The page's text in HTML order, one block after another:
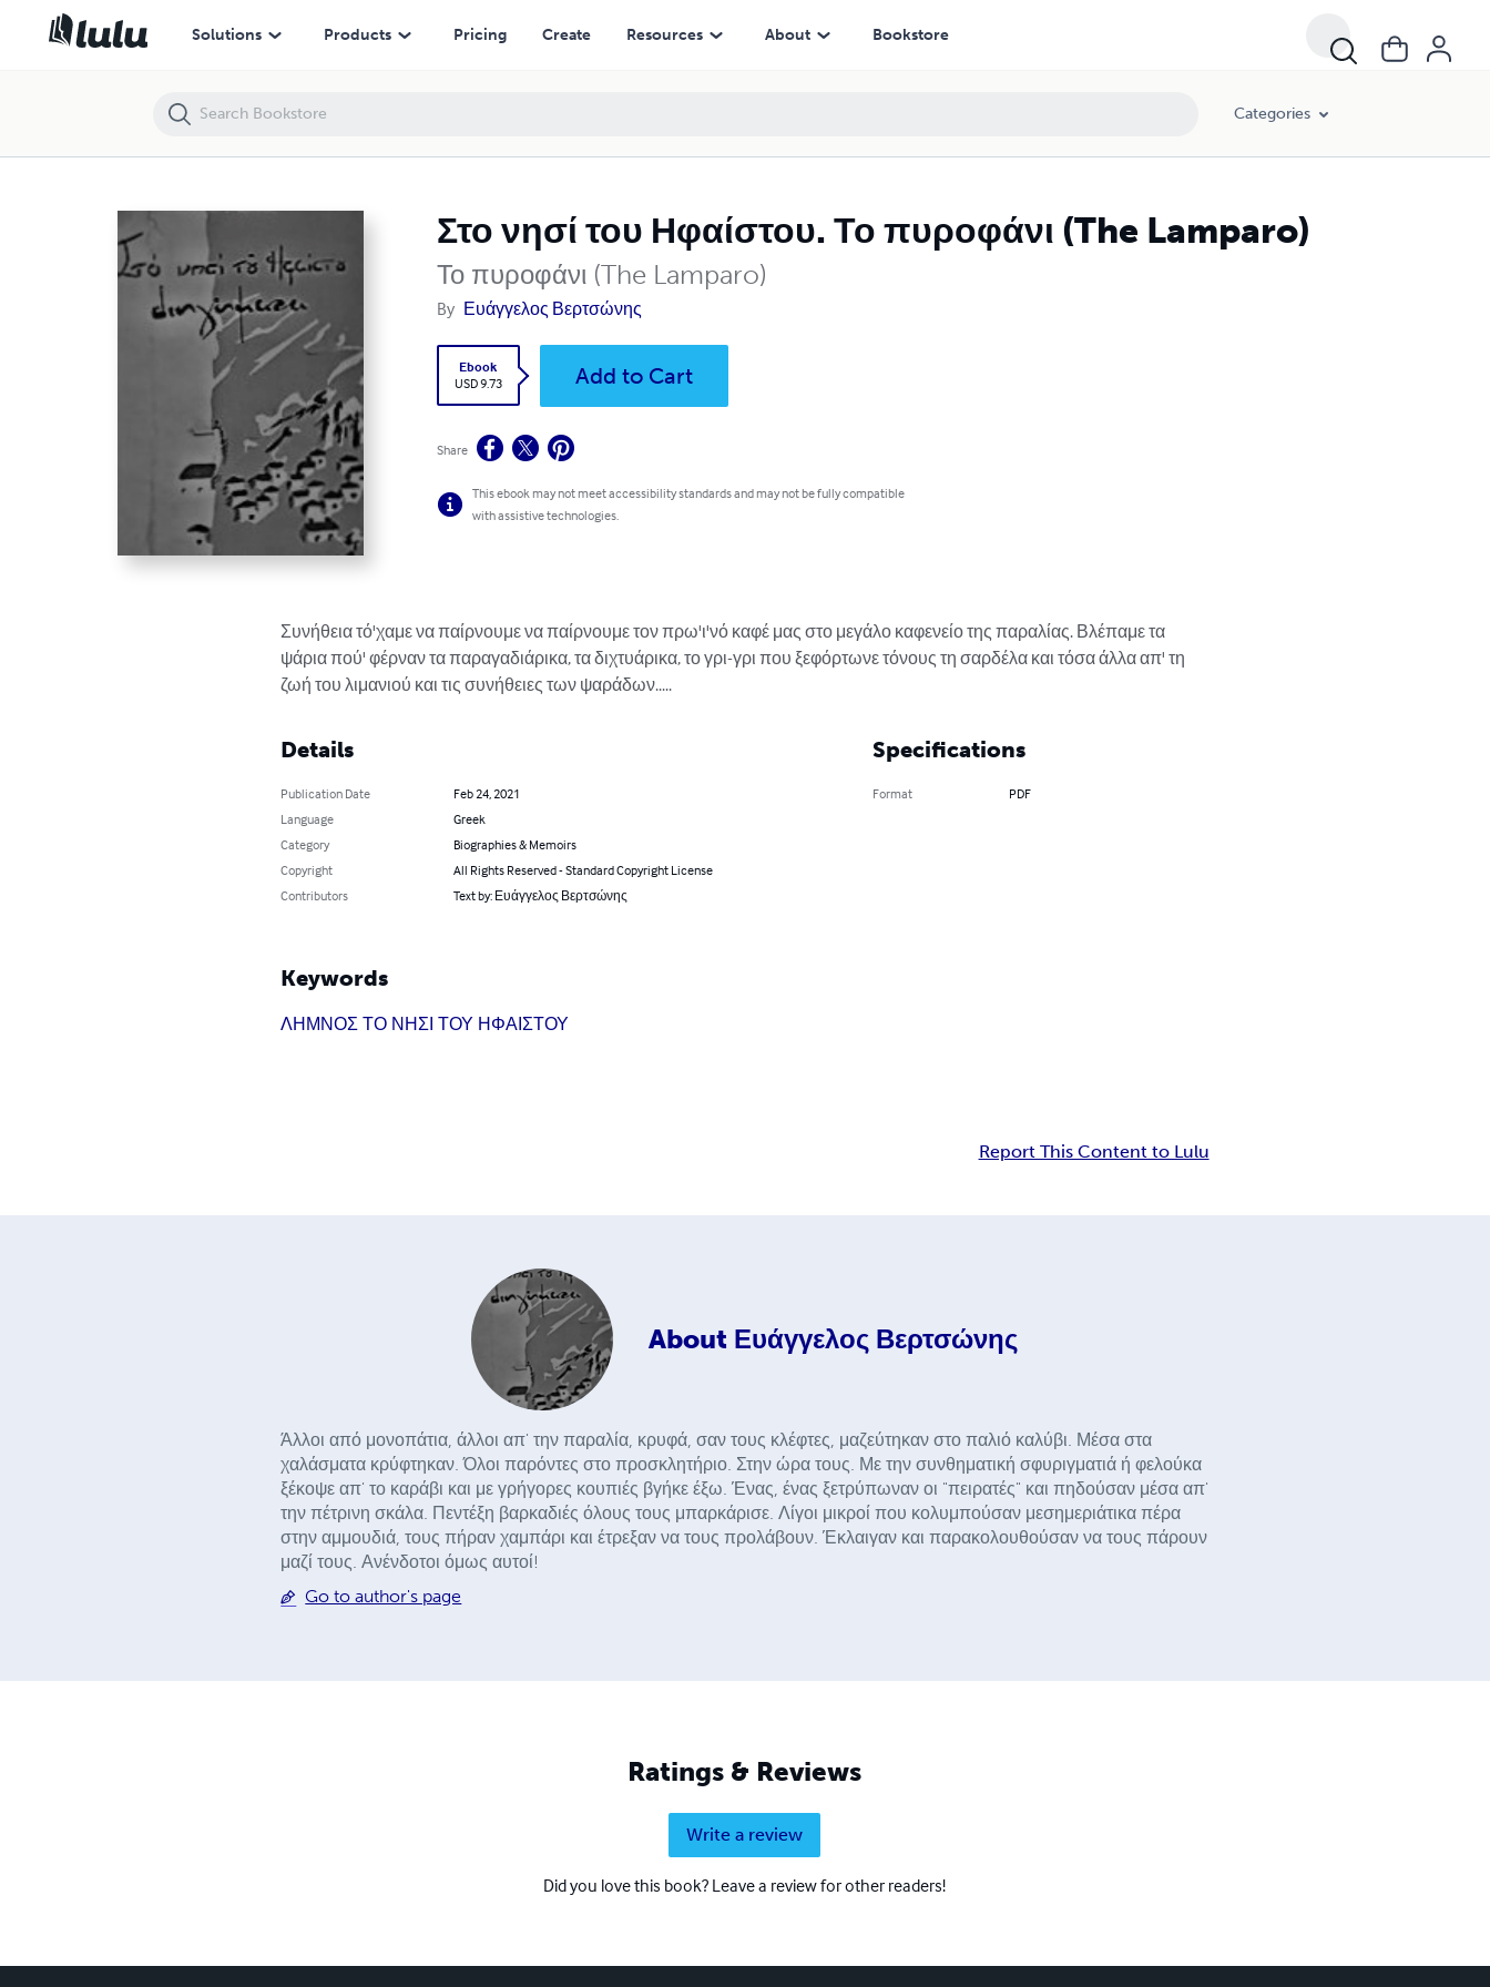
Solutions Products Pricing Create Resources About Bookstore
Categories
Στο νησί του Ηφαίστου. Το πυροφάνι (The Lamparo)
Το πυροφάνι (The Lamparo)
By Ευάγγελος Βερτσώνης
Ebook
USD 9.73
Add to Cart
Share
This ebook may not meet accessibility standards and may not be fully compatible
with assistive technologies.
Συνήθεια τό'χαμε να παίρνουμε να παίρνουμε τον πρω'ι'νό καφέ μας στο μεγάλο καφενείο της παραλίας. Βλέπαμε τα
ψάρια πού' φέρναν τα παραγαδιάρικα, τα διχτυάρικα, το γρι-γρι που ξεφόρτωνε τόνους τη σαρδέλα και τόσα άλλα απ' τη
ζωή του λιμανιού και τις συνήθειες των ψαράδων.....
Details
Publication Date
Feb 24, 2021
Language
Greek
Category
Biographies & Memoirs
Copyright
All Rights Reserved - Standard Copyright License
Contributors
Text by: Ευάγγελος Βερτσώνης
Specifications
Format PDF
Keywords
ΛΗΜΝΟΣ ΤΟ ΝΗΣΙ ΤΟΥ ΗΦΑΙΣΤΟΥ
Report This Content to Lulu
About Ευάγγελος Βερτσώνης
Άλλοι από μονοπάτια, άλλοι απ' την παραλία, κρυφά, σαν τους κλέφτες, μαζεύτηκαν στο παλιό καλύβι. Μέσα στα
χαλάσματα κρύφτηκαν. Όλοι παρόντες στο προσκλητήριο. Στην ώρα τους. Με την συνθηματική σφυριγματιά ή φελούκα
ξέκοψε απ' το καράβι και με γρήγορες κουπιές βγήκε έξω. Ένας, ένας ξετρύπωναν οι "πειρατές" και πηδούσαν μέσα απ'
την πέτρινη σκάλα. Πεντέξη βαρκαδιές όλους τους μπαρκάρισε. Λίγοι μικροί που κολυμπούσαν μεσημεριάτικα πέρα
στην αμμουδιά, τους πήραν χαμπάρι και έτρεξαν να τους προλάβουν. Έκλαιγαν και παρακολουθούσαν να τους πάρουν
μαζί τους. Ανένδοτοι όμως αυτοί!
Go to author's page
Ratings & Reviews
Write a review
Did you love this book? Leave a review for other readers!
Στο νησί του Ηφαίστου. Το πυροφάνι (The Lamparo)